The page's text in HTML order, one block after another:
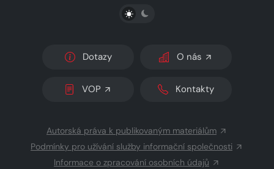
PŘEPNOUT SVĚTLÝ/TMAVÝ REŽIM
Dotazy O nás
VOP Kontakty
Autorská práva k publikovaným materiálům
Podmínky pro užívání služby informační společnosti
Informace o zpracování osobních údajů